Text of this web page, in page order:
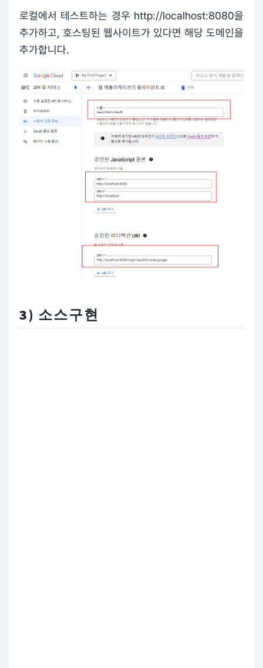
로컬에서 테스트하는 경우 http://localhost:8080을
추가하고, 호스팅된 웹사이트가 있다면 해당 도메인을
추가합니다.
3) 소스구현